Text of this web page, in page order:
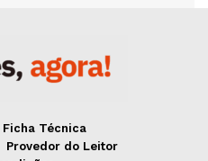
Ficha Técnica
Provedor do Leitor